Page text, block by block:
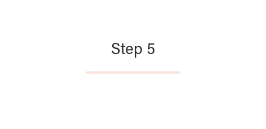
Step 5